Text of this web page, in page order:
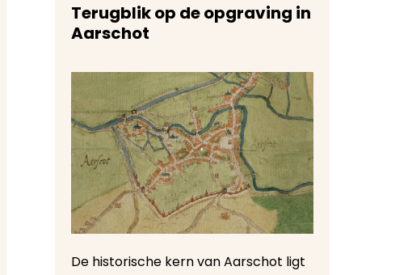
Terugblik op de opgraving in
Aarschot
De historische kern van Aarschot ligt